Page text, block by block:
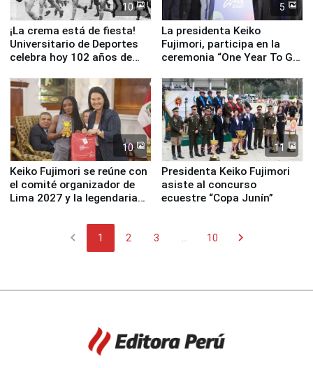
10
¡La crema está de fiesta!
Universitario de Deportes
celebra hoy 102 años de
5
La presidenta Keiko
Fujimori, participa en la
ceremonia “One Year To Go
10
Keiko Fujimori se reúne con
el comité organizador de
Lima 2027 y la legendaria
11
Presidenta Keiko Fujimori
asiste al concurso
ecuestre “Copa Junín”
chevron_left 1 2 3 10 chevron_right